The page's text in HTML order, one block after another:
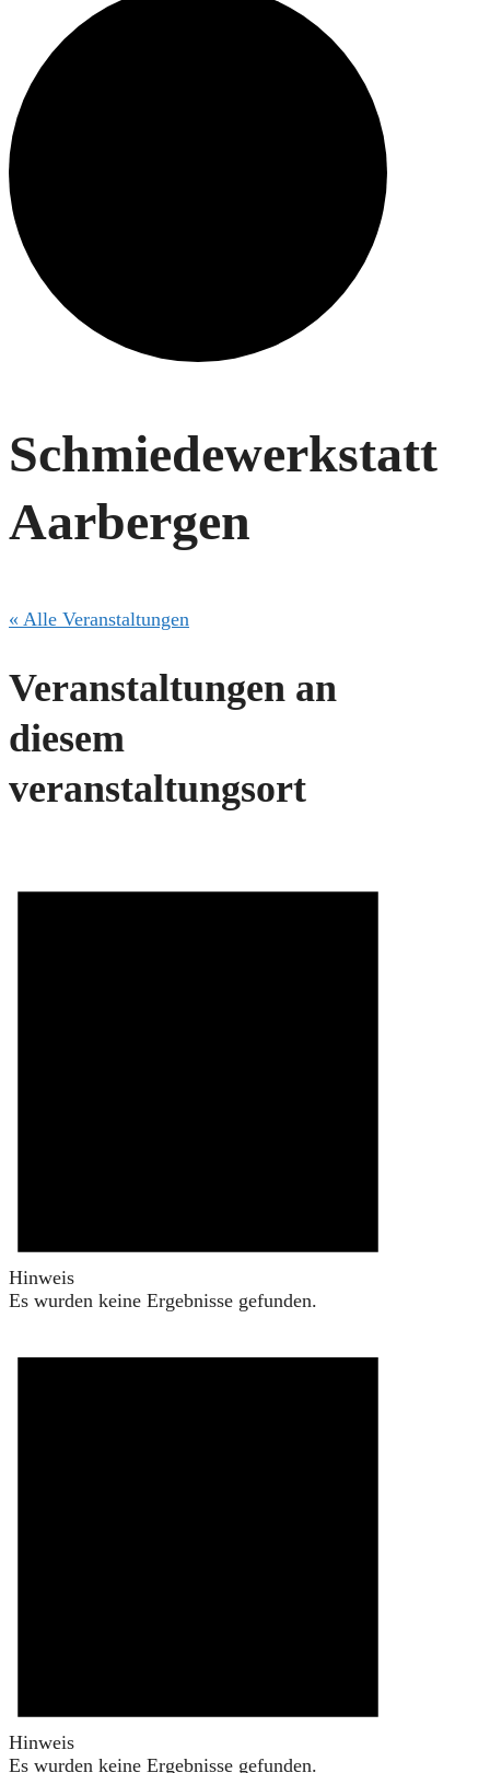
Schmiedewerkstatt
Aarbergen
« Alle Veranstaltungen
Veranstaltungen an
diesem
veranstaltungsort
Hinweis
Es wurden keine Ergebnisse gefunden.
Hinweis
Es wurden keine Ergebnisse gefunden.